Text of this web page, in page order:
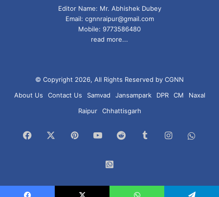
Editor Name: Mr. Abhishek Dubey
Email: cgnnraipur@gmail.com
Mobile: 9773586480
read more...
© Copyright 2026, All Rights Reserved by CGNN
About Us
Contact Us Samvad Jansampark DPR CM
Naxal
Raipur
Chhattisgarh
Facebook PinterestYouTubeReddit TumblrInstagram
Group